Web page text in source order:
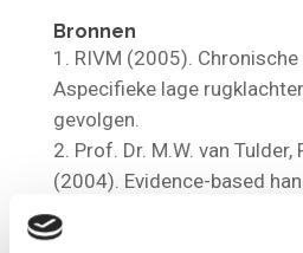
Bronnen
RIVM (2005).
Aspecifieke lage
gevolgen.
Prof. Dr. M.W. van Tulder,
(2004). Evidence-based
rugpijn. Epidemiologie,